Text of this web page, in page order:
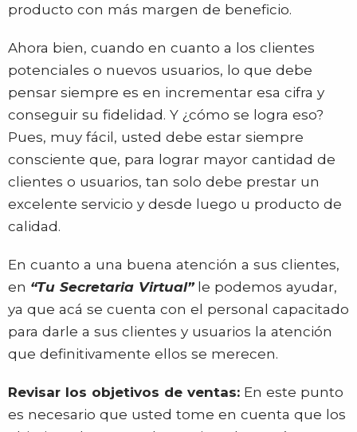
producto con más margen de beneficio.
Ahora bien, cuando en cuanto a los clientes
potenciales o nuevos usuarios, lo que debe
pensar siempre es en incrementar esa cifra y
conseguir su fidelidad. Y ¿cómo se logra eso?
Pues, muy fácil, usted debe estar siempre
consciente que, para lograr mayor cantidad de
clientes o usuarios, tan solo debe prestar un
excelente servicio y desde luego u producto de
calidad.
En cuanto a una buena atención a sus clientes,
en “Tu Secretaria Virtual”le podemos ayudar,
ya que acá se cuenta con el personal capacitado
para darle a sus clientes y usuarios la atención
que definitivamente ellos se merecen.
Revisar los objetivos de ventas: En este punto
es necesario que usted tome en cuenta que los